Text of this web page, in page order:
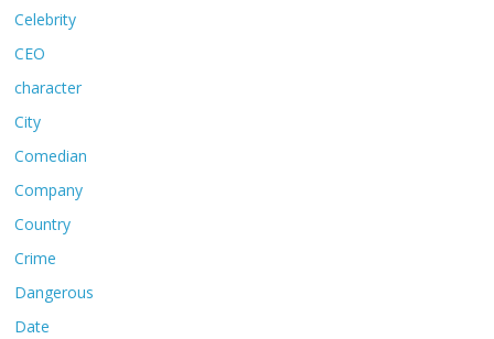
Celebrity
CEO
character
City
Comedian
Company
Country
Crime
Dangerous
Date